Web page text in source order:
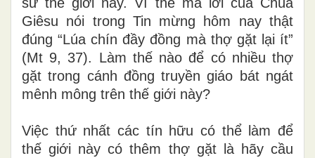
Giêsu nói trong Tin mừng hôm nay thật
đúng “Lúa chín đầy đồng mà thợ gặt lại ít”
(Mt 9, 37). Làm thế nào để có nhiều thợ
gặt trong cánh đồng truyền giáo bát ngát
mênh mông trên thế giới này?
Việc thứ nhất các tín hữu có thể làm để
thế giới này có thêm thợ gặt là hãy cầu